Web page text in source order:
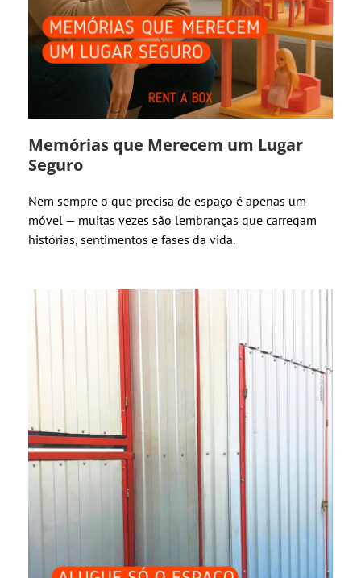
Memórias que Merecem um Lugar
Seguro
Nem sempre o que precisa de espaço é apenas um
móvel — muitas vezes são lembranças que carregam
histórias, sentimentos e fases da vida.